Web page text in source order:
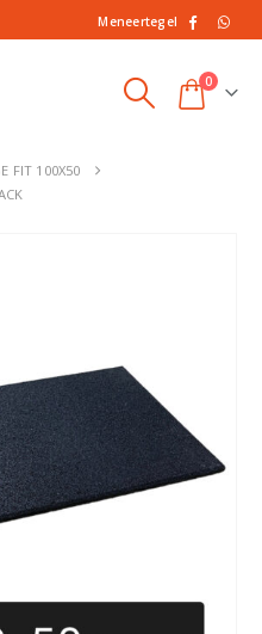
Meneertegel
0
FIT 100X50